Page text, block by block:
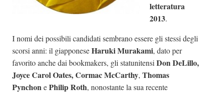
Giallo Stresa
Tabù Festival 2014
A Tutto Volume
Marketing
letteratura
2013.
I nomi dei possibili candidati sembrano essere gli stessi degli
scorsi anni: il giapponeseHaruki Murakami, dato per
favorito anche dai bookmakers, gli statunitensi Don DeLillo,
Joyce Carol Oates, Cormac McCarthy, Thomas
PynchonePhilip Roth, nonostante la sua recente